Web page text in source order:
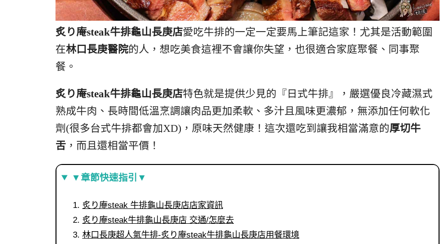
炙り庵steak牛排龜山長庚店愛吃牛排的一定一定要馬上筆記這家！尤其是活動範圍
在林口長庚醫院的人，想吃美食這裡不會讓你失望，也很適合家庭聚餐、同事聚
餐。
炙り庵steak牛排龜山長庚店特色就是提供少見的『日式牛排』，嚴選優良冷藏濕式
熟成牛肉、長時間低溫烹調讓肉品更加柔軟、多汁且風味更濃郁，無添加任何軟化
劑(很多台式牛排都會加XD)，原味天然健康！這次還吃到讓我相當滿意的厚切牛
舌 ，而且還相當平價！
▼章節快速指引▼
炙り庵steak 牛排龜山長庚店店家資訊
炙り庵steak牛排龜山長庚店 交通/怎麼去
林口長庚超人氣牛排-炙り庵steak牛排龜山長庚店用餐環境